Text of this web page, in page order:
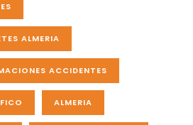
ALMERIA
ACCIDENTES
ALMERIA